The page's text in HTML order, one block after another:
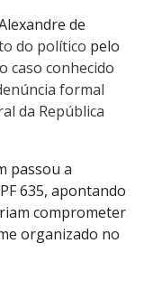
de
do político pelo
caso conhecido
formal
da República
passou a
635, apontando
comprometer
organizado no